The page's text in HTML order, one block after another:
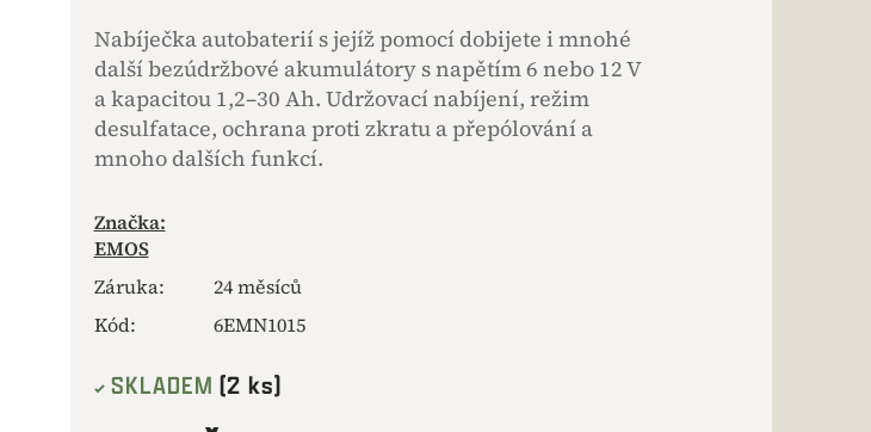
Nabíječka autobaterií s jejíž pomocí dobijete i mnohé
další bezúdržbové akumulátory s napětím 6 nebo 12 V
a kapacitou 1,2–30 Ah. Udržovací nabíjení, režim
desulfatace, ochrana proti zkratu a přepólování a
mnoho dalších funkcí.
Značka:
EMOS
Záruka:
24 měsíců
Kód:
6EMN1015
SKLADEM (2 ks)